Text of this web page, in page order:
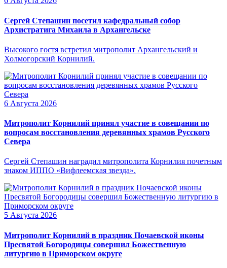
Сергей Степашин посетил кафедральный собор
Архистратига Михаила в Архангельске
Высокого гостя встретил митрополит Архангельский и
Холмогорский Корнилий.
6 Августа 2026
Митрополит Корнилий принял участие в совещании по
вопросам восстановления деревянных храмов Русского
Севера
Сергей Степашин наградил митрополита Корнилия почетным
знаком ИППО «Вифлеемская звезда».
5 Августа 2026
Митрополит Корнилий в праздник Почаевской иконы
Пресвятой Богородицы совершил Божественную
литургию в Приморском округе